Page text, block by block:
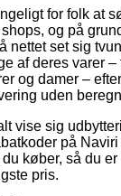
for folk at
og på
nettet set sig
af deres varer –
og damer –
uden
vise sig
på
køber, så du
pris.